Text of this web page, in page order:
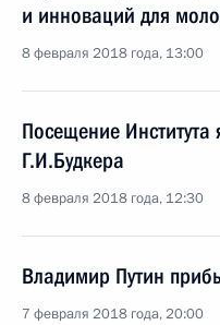
и инноваций для
8 февраля 2018 года, 13:00
Посещение
Г.И.Будкера
8 февраля 2018 года, 12:30
Владимир Путин
7 февраля 2018 года, 20:00